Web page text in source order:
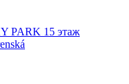
PARK 15 этаж